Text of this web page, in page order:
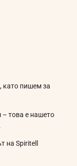
като пишем за
това е нашето
на Spiritell